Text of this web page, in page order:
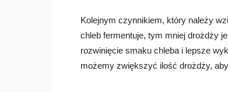
Kolejnym czynnikiem, który należy
chleb fermentuje, tym mniej drożdży
rozwinięcie smaku chleba i lepsze
możemy zwiększyć ilość drożdży,